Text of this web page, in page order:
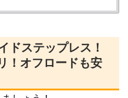
ドステップレス！
！オフロードも安